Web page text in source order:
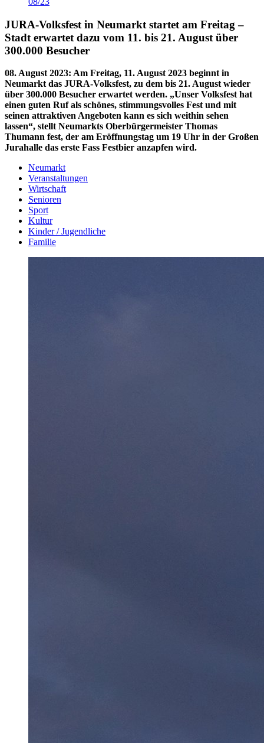
JURA-Volksfest in Neumarkt startet am Freitag –
Stadt erwartet dazu vom 11. bis 21. August über
300.000 Besucher
08. August 2023: Am Freitag, 11. August 2023 beginnt in
Neumarkt das JURA-Volksfest, zu dem bis 21. August wieder
über 300.000 Besucher erwartet werden. „Unser Volksfest hat
einen guten Ruf als schönes, stimmungsvolles Fest und mit
seinen attraktiven Angeboten kann es sich weithin sehen
lassen“, stellt Neumarkts Oberbürgermeister Thomas
Thumann fest, der am Eröffnungstag um 19 Uhr in der Großen
Jurahalle das erste Fass Festbier anzapfen wird.
Neumarkt
Veranstaltungen
Wirtschaft
Senioren
Sport
Kultur
Kinder / Jugendliche
Familie